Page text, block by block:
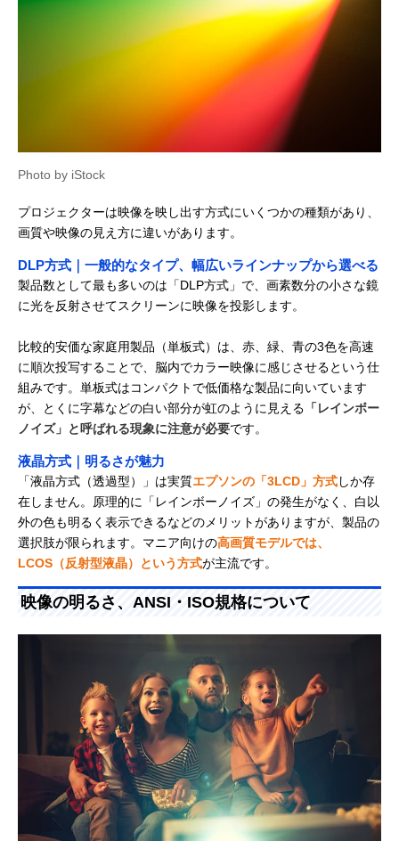
Photo by iStock
プロジェクターは映像を映し出す方式にいくつかの種類があり、
画質や映像の見え方に違いがあります。
DLP方式｜一般的なタイプ、幅広いラインナップから選べる
製品数として最も多いのは「DLP方式」で、画素数分の小さな鏡
に光を反射させてスクリーンに映像を投影します。
比較的安価な家庭用製品（単板式）は、赤、緑、青の3色を高速
に順次投写することで、脳内でカラー映像に感じさせるという仕
組みです。単板式はコンパクトで低価格な製品に向いています
が、とくに字幕などの白い部分が虹のように見える 「レインボー
ノイズ」と呼ばれる現象に注意が必要です。
液晶方式｜明るさが魅力
「液晶方式（透過型）」は実質エプソンの「3LCD」方式しか存
在しません。原理的に「レインボーノイズ」の発生がなく、白以
外の色も明るく表示できるなどのメリットがありますが、製品の
選択肢が限られます。マニア向けの高画質モデルでは、
LCOS（反射型液晶）という方式が主流です。
映像の明るさ、ANSI・ISO規格について